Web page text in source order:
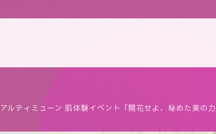
アルティミューン 肌体験イベント「開花せよ、秘めた美の